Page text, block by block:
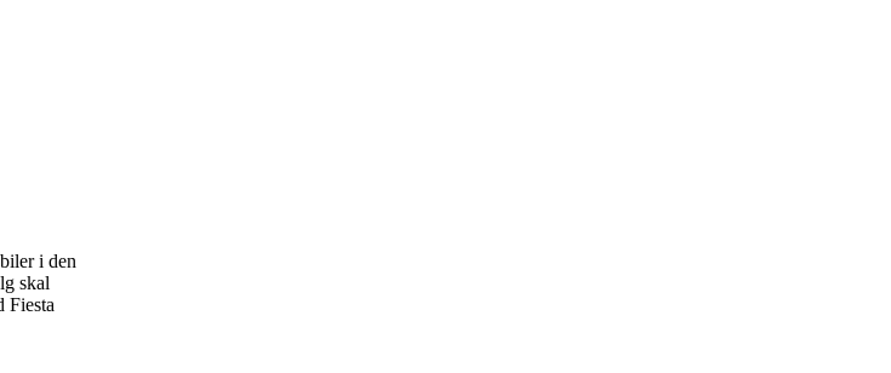
i den
skal
Fiesta